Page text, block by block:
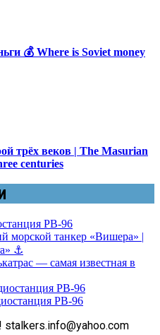
💰 Where is Soviet money
трёх веков | The Masurian
centuries
РВ-96
морской танкер «Вишера» |
⚓
— самая известная в
РВ-96
РВ-96
stalkers.info@yahoo.com